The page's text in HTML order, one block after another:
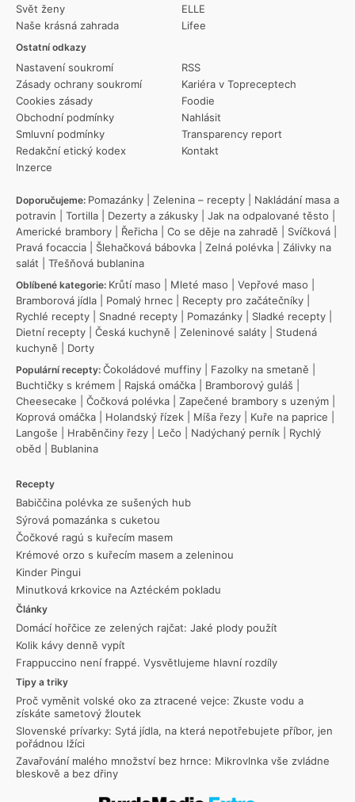
Svět ženy
Naše krásná zahrada
Ostatní odkazy
Nastavení soukromí
Zásady ochrany soukromí
Cookies zásady
Obchodní podmínky
Smluvní podmínky
Redakční etický kodex
Inzerce
RSS
Kariéra v Topreceptech
Foodie
Nahlásit
Transparency report
Kontakt
ELLE
Lifee
Doporučujeme: Pomazánky Zelenina – recepty
Nakládání masa a
potravin
Tortilla Dezerty a zákusky Jak na odpalované těsto
Americké brambory
Řeřicha Co se děje na zahradě Svíčková
Pravá focaccia
Šlehačková bábovka Zelná polévka
Zálivky na
salát
Třešňová bublanina
Oblíbené kategorie: Krůtí maso Mleté maso Vepřové maso
Bramborová jídla
Pomalý hrnec Recepty pro začátečníky
Rychlé recepty
Snadné recepty Pomazánky Sladké recepty
Dietní recepty
Česká kuchyně Zeleninové saláty
Studená
kuchyně
Dorty
Populární recepty: Čokoládové muffiny Fazolky na smetaně
Buchtičky s krémem
Rajská omáčka Bramborový guláš
Cheesecake
Čočková polévka Zapečené brambory s uzeným
Koprová omáčka
Holandský řízek Míša řezy Kuře na paprice
Langoše
Hraběnčiny řezy Lečo Nadýchaný perník
Rychlý
oběd
Bublanina
Recepty
Babiččina polévka ze sušených hub
Sýrová pomazánka s cuketou
Čočkové ragú s kuřecím masem
Krémové orzo s kuřecím masem a zeleninou
Kinder Pingui
Minutková krkovice na Aztéckém pokladu
Články
Domácí hořčice ze zelených rajčat: Jaké plody použít
Kolik kávy denně vypít
Frappuccino není frappé. Vysvětlujeme hlavní rozdíly
Tipy a triky
Proč vyměnit volské oko za ztracené vejce: Zkuste vodu a
získáte sametový žloutek
Slovenské prívarky: Sytá jídla, na která nepotřebujete příbor, jen
pořádnou lžíci
Zavařování malého množství bez hrnce: Mikrovlnka vše zvládne
bleskově a bez dřiny